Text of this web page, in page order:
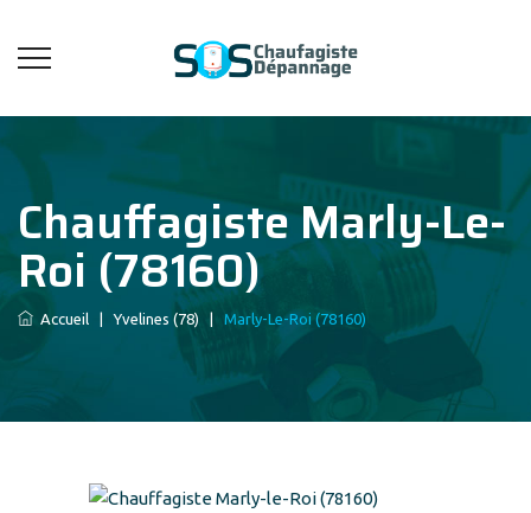
Chauffagiste Marly-Le-
Roi (78160)
Accueil Yvelines (78) Marly-Le-Roi (78160)